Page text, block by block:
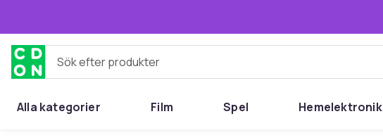
Sök efter produkter
Alla kategorier Film Spel Hemelektronik